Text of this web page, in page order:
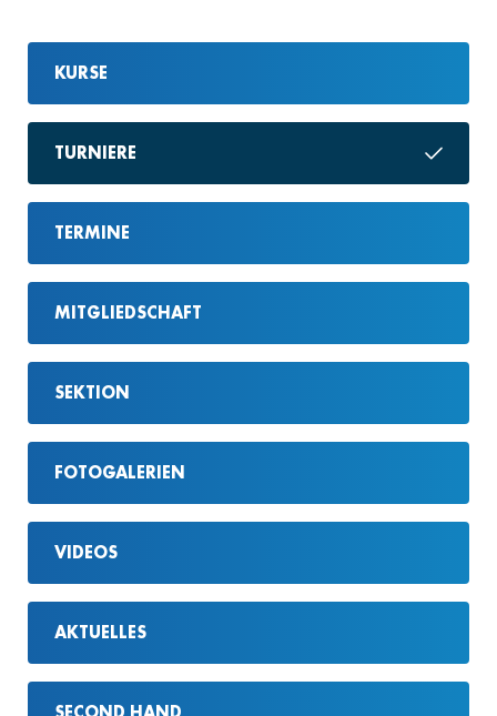
KURSE
TURNIERE
TERMINE
MITGLIEDSCHAFT
SEKTION
FOTOGALERIEN
VIDEOS
AKTUELLES